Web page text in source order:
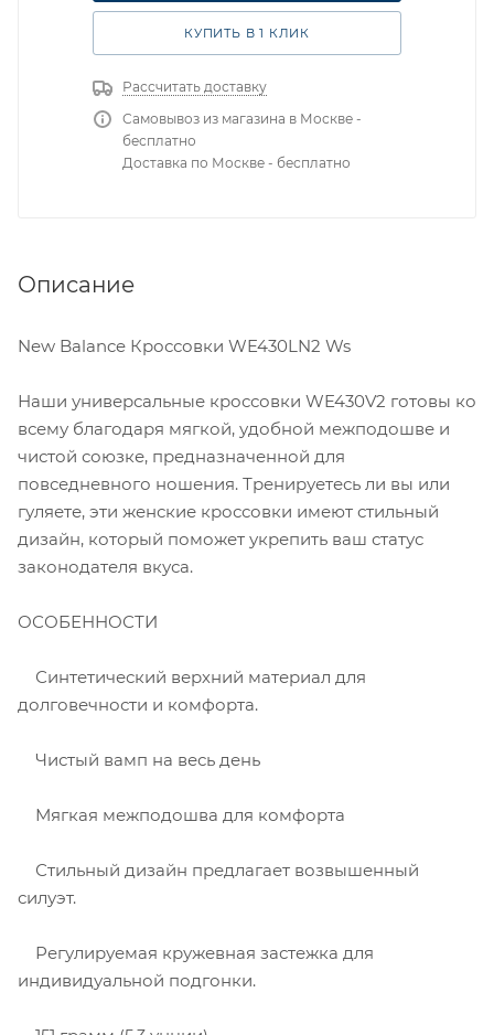
КУПИТЬ В 1 КЛИК
Рассчитать доставку
Самовывоз из магазина в Москве -
бесплатно
Доставка по Москве - бесплатно
Описание
New Balance Кроссовки WE430LN2 Ws
Наши универсальные кроссовки WE430V2 готовы ко
всему благодаря мягкой, удобной межподошве и
чистой союзке, предназначенной для
повседневного ношения. Тренируетесь ли вы или
гуляете, эти женские кроссовки имеют стильный
дизайн, который поможет укрепить ваш статус
законодателя вкуса.
ОСОБЕННОСТИ
Синтетический верхний материал для
долговечности и комфорта.
Чистый вамп на весь день
Мягкая межподошва для комфорта
Стильный дизайн предлагает возвышенный
силуэт.
Регулируемая кружевная застежка для
индивидуальной подгонки.